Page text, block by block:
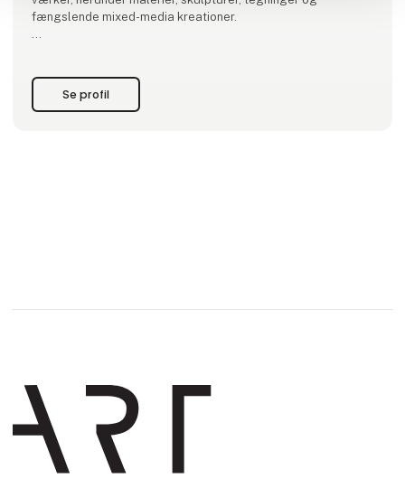
fængslende mixed-media kreationer.
Ud over at være en platform for kunstelskere tilbyder vi
Se profil